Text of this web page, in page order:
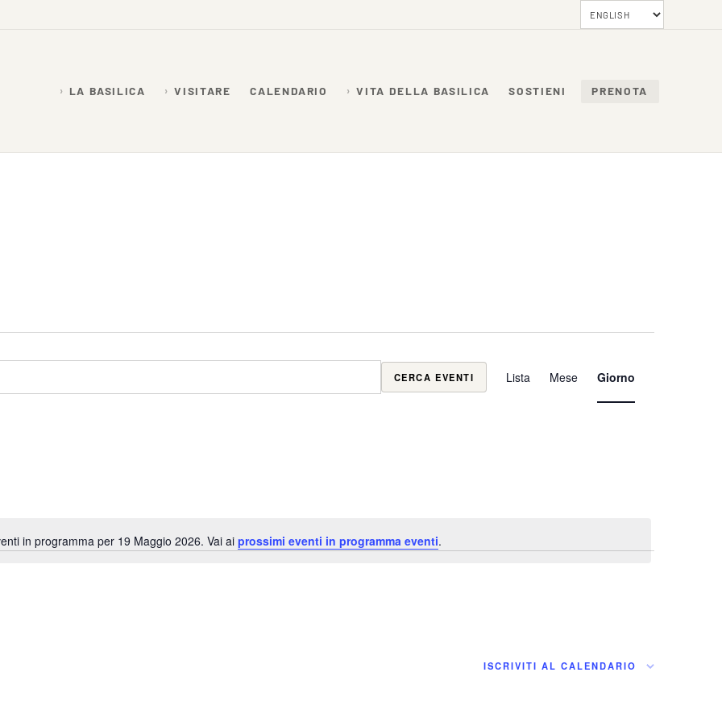
LA BASILICA VISITARE CALENDARIO VITA DELLA BASILICA SOSTIENI PRENOTA
Notice
in programma per 19 Maggio 2026. Vai ai prossimi eventi in programma eventi.
CERCA EVENTI
Evento
Viste
Lista Mese Giorno
ISCRIVITI AL CALENDARIO